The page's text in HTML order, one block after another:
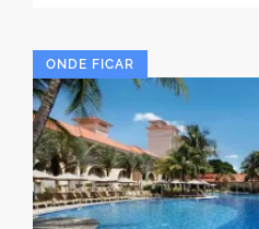
ONDE FICAR